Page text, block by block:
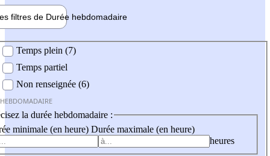
filtres de Durée hebdomadaire
Temps plein (7)
Temps partiel
Non renseignée (6)
la durée hebdomadaire :
minimale (en heure) Durée maximale (en heure)
heures